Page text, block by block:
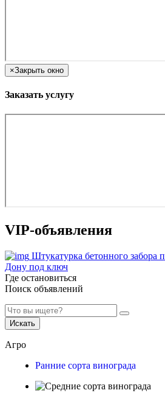
×Закрыть окно
Заказать услугу
VIP-объявления
Штукатурка бетонного
Дону под ключ
Где остановиться
Поиск объявлений
Искать
Агро
Ранние сорта винограда